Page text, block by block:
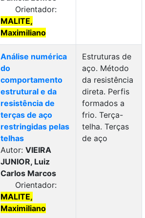
Orientador:
MALITE,
Maximiliano
Análise numérica
do
comportamento
estrutural e da
resistência de
terças de aço
restringidas pelas
telhas
Autor: VIEIRA
JUNIOR, Luiz
Carlos Marcos
Orientador:
MALITE,
Maximiliano
Estruturas de
aço. Método
da resistência
direta. Perfis
formados a
frio. Terça-
telha. Terças
de aço